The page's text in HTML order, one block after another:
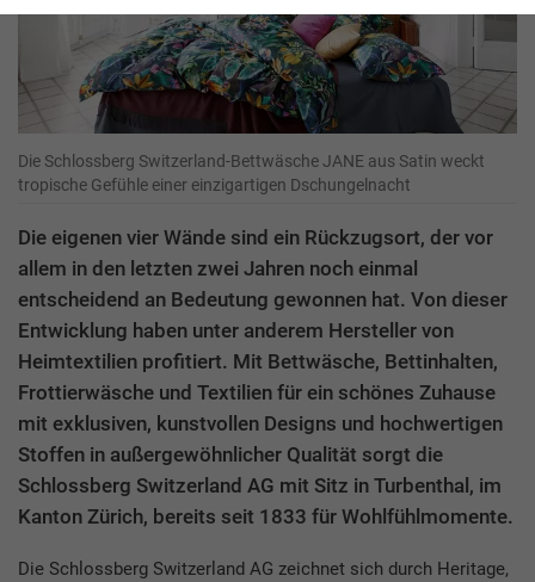
Die Schlossberg Switzerland-Bettwäsche JANE aus Satin weckt
tropische Gefühle einer einzigartigen Dschungelnacht
Die eigenen vier Wände sind ein Rückzugsort, der vor
allem in den letzten zwei Jahren noch einmal
entscheidend an Bedeutung gewonnen hat. Von dieser
Entwicklung haben unter anderem Hersteller von
Heimtextilien profitiert. Mit Bettwäsche, Bettinhalten,
Frottierwäsche und Textilien für ein schönes Zuhause
mit exklusiven, kunstvollen Designs und hochwertigen
Stoffen in außergewöhnlicher Qualität sorgt die
Schlossberg Switzerland AG mit Sitz in Turbenthal, im
Kanton Zürich, bereits seit 1833 für Wohlfühlmomente.
Die Schlossberg Switzerland AG zeichnet sich durch Heritage,